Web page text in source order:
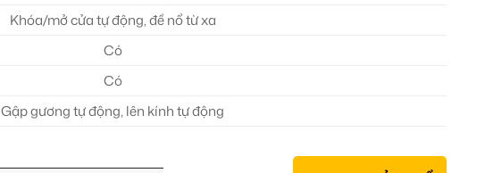
Khóa/mở cửa tự động, đề nổ từ xa
Có
Có
Gập gương tự động, lên kính tự động